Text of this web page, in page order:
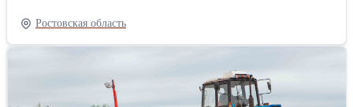
движением: стандарт Увязчик: сетка/шпагат Количество вальцов
транспортера: 33 Скорость вращения ВОМа (об / мин): 540
Потребляемая мощность (ЛС): 40 Габариты: длина (мм) - 3.500
Ростовская область